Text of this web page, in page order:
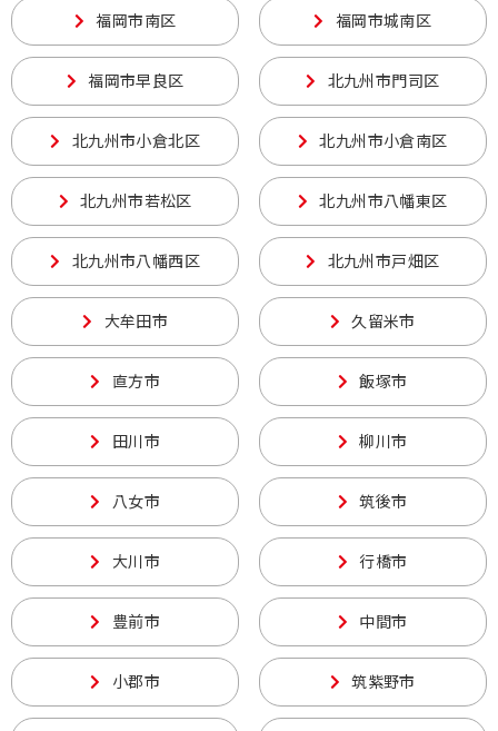
福岡市南区 福岡市城南区
福岡市早良区 北九州市門司区
北九州市小倉北区 北九州市小倉南区
北九州市若松区 北九州市八幡東区
北九州市八幡西区 北九州市戸畑区
大牟田市 久留米市
直方市 飯塚市
田川市 柳川市
八女市 筑後市
大川市 行橋市
豊前市 中間市
小郡市 筑紫野市